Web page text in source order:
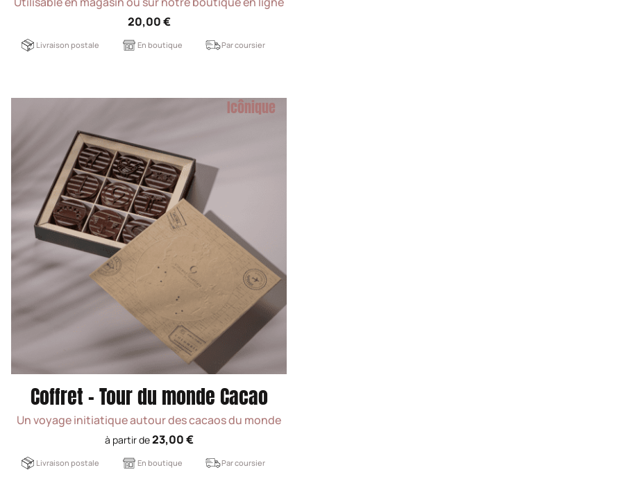
20,00 €
Livraison postale En boutique Par coursier
Icônique
Coffret - Tour du monde Cacao
Un voyage initiatique autour des cacaos du monde
à partir de23,00 €
Livraison postale En boutique Par coursier